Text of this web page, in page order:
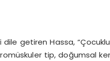
getiren Hassa,
tip, doğumsal